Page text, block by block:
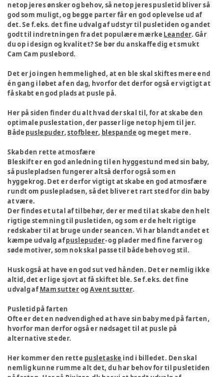
netop jeres ønsker og behov, så netop jeres pusletid bliver så
god som muligt, og begge parter får en god oplevelse ud af
det. Se f.eks. det fine udvalg af udstyr til pusletiden og andet
godt til indretningen fra det populære mærke Leander. Går
du op i design og kvalitet? Se bør du anskaffe dig et smukt
Cam Cam puslebord.
Det er jo ingen hemmelighed, at en ble skal skiftes mere end
én gang i løbet af en dag, hvorfor det derfor også er vigtigt at
få skabt en god plads at pusle på.
Her på siden finder du alt hvad der skal til, for at skabe den
optimale puslestation, der passer lige netop hjem til jer.
Både puslepuder,stofbleer, blespande og meget mere.
Skab den rette atmosfære
Bleskift er en god anledning til en hyggestund med sin baby,
så puslepladsen fungerer altså derfor også som en
hyggekrog. Det er derfor vigtigt at skabe en god atmosfære
rundt om puslepladsen, så det bliver et rart sted for din baby
at være.
Der findes et utal af tilbehør, der er med til at skabe den helt
rigtige stemning til pusletiden, og som er de helt rigtige
redskaber til at bruge under seancen. Vi har blandt andet et
kæmpe udvalg afpuslepuder- og plader med fine farver og
søde motiver, som nok skal passe til både behov og stil.
Husk også at have en god sut ved hånden. Det er nemlig ikke
altid, det er lige sjovt at få skiftet ble. Se f.eks. det fine
udvalg afMam sutterogAvent sutter.
Pusletid på farten
Ofte er det en nødvendighed at have sin baby med på farten,
hvorfor man derfor også er nødsaget til at pusle på
alternative steder.
Her kommer den rette pusletaske ind i billedet. Den skal
nemlig kunne rumme alt det, du har behov for til pusletiden